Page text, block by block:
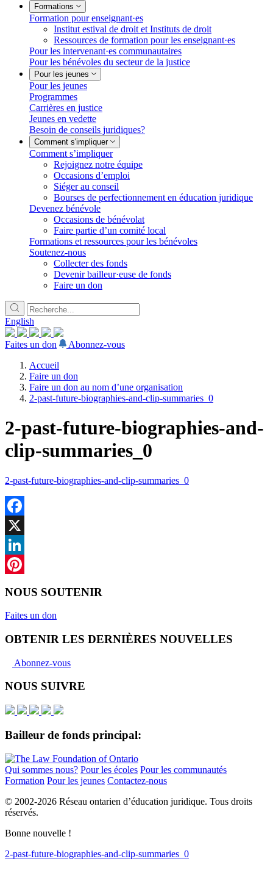
Formations
Formation pour enseignant·es
Institut estival de droit et Instituts de droit
Ressources de formation pour les enseignant·es
Pour les intervenant·es communautaires
Pour les bénévoles du secteur de la justice
Pour les jeunes
Pour les jeunes
Programmes
Carrières en justice
Jeunes en vedette
Besoin de conseils juridiques?
Comment s'impliquer
Comment s’impliquer
Rejoignez notre équipe
Occasions d’emploi
Siéger au conseil
Bourses de perfectionnement en éducation juridique
Devenez bénévole
Occasions de bénévolat
Faire partie d’un comité local
Formations et ressources pour les bénévoles
Soutenez-nous
Collecter des fonds
Devenir bailleur·euse de fonds
Faire un don
English
Faites un don
Abonnez-vous
Accueil
Faire un don
Faire un don au nom d’une organisation
2-past-future-biographies-and-clip-summaries_0
2-past-future-biographies-and-
clip-summaries_0
2-past-future-biographies-and-clip-summaries_0
Facebook
X
LinkedIn
NOUS SOUTENIR
Faites un don
OBTENIR LES DERNIÈRES NOUVELLES
Abonnez-vous
NOUS SUIVRE
Bailleur de fonds principal:
Qui sommes nous? Pour les écoles Pour les communautés
Formation Pour les jeunes Contactez-nous
© 2002-2026 Réseau ontarien d’éducation juridique. Tous droits
réservés.
Bonne nouvelle !
2-past-future-biographies-and-clip-summaries_0